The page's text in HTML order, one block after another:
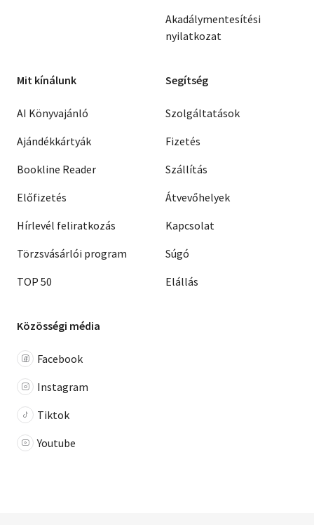
Akadálymentesítési
nyilatkozat
Mit kínálunk
AI Könyvajánló
Ajándékkártyák
Bookline Reader
Előfizetés
Hírlevél feliratkozás
Törzsvásárlói program
TOP 50
Segítség
Szolgáltatások
Fizetés
Szállítás
Átvevőhelyek
Kapcsolat
Súgó
Elállás
Közösségi média
Facebook
Instagram
Tiktok
Youtube